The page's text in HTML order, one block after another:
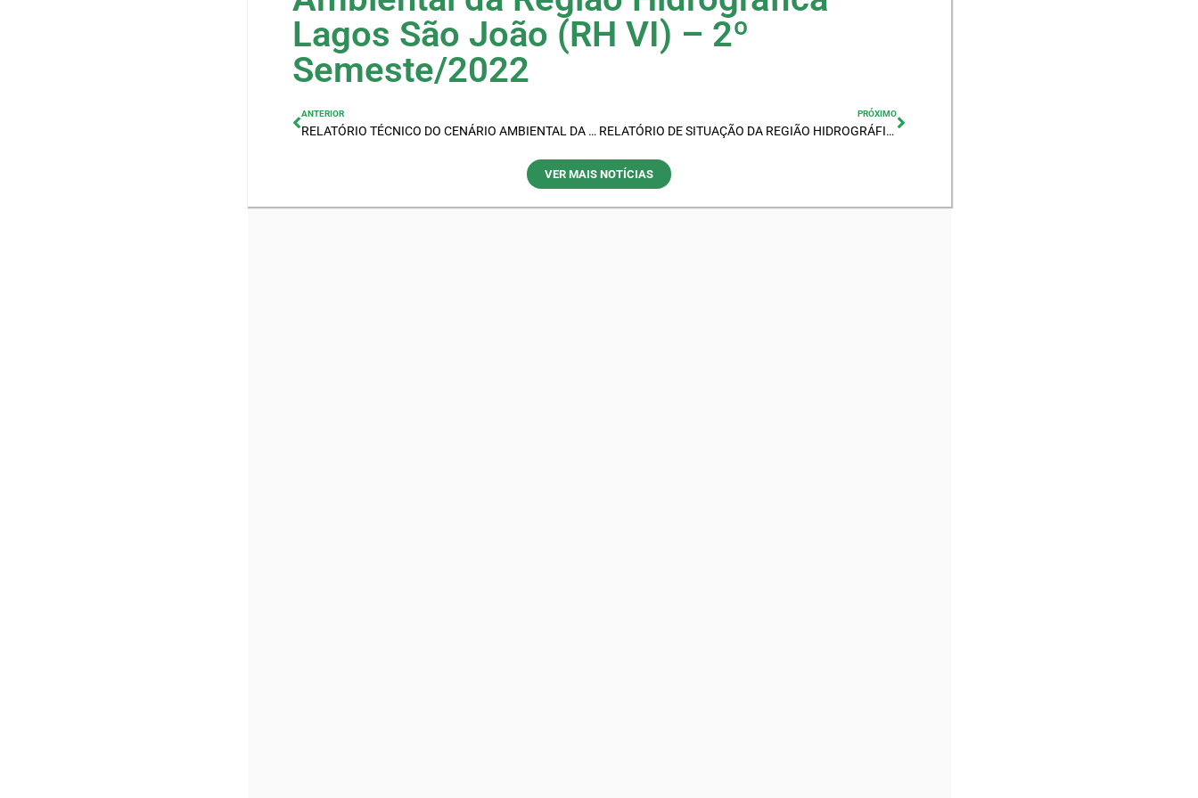
Lagos São João (RH VI) – 2º
Semeste/2022
ANTERIOR
RELATÓRIO TÉCNICO DO CENÁRIO AMBIENTAL DA REGIÃO HIDROGRÁFICA LAGOS SÃO JOÃO (RH VI)
PRÓXIMO
RELATÓRIO DE SITUAÇÃO DA REGIÃO HIDROGRÁFICA VI
VER MAIS NOTÍCIAS